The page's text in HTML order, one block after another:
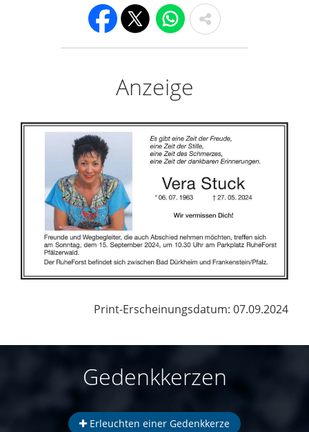
Anzeige
Print-Erscheinungsdatum: 07.09.2024
Gedenkkerzen
Erleuchten einer Gedenkkerze